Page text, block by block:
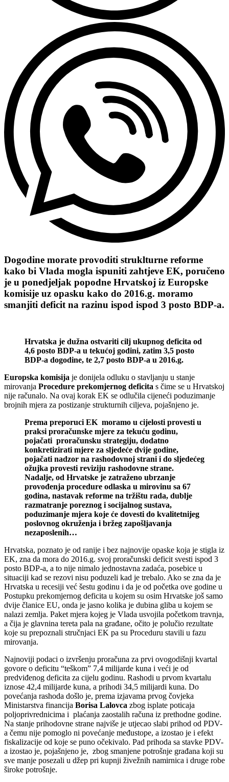
Dogodine morate provoditi struklturne reforme
kako bi Vlada mogla ispuniti zahtjeve EK, poručeno
je u ponedjeljak popodne Hrvatskoj iz Europske
komisije uz opasku kako do 2016.g. moramo
smanjiti deficit na razinu ispod ispod 3 posto BDP-a.
Hrvatska je dužna ostvariti cilj ukupnog deficita od
4,6 posto BDP-a u tekućoj godini, zatim 3,5 posto
BDP-a dogodine, te 2,7 posto BDP-a u 2016.g.
Europska komisija je donijela odluku o stavljanju u stanje
mirovanja Procedure prekomjernog deficita s čime se u Hrvatskoj
nije računalo. Na ovaj korak EK se odlučila cijeneći poduzimanje
brojnih mjera za postizanje strukturnih ciljeva, pojašnjeno je.
Prema preporuci EK moramo u cijelosti provesti u
praksi proračunske mjere za tekuću godinu,
pojačati proračunsku strategiju, dodatno
konkretizirati mjere za sljedeće dvije godine,
pojačati nadzor na rashodovnoj strani i do sljedećeg
ožujka provesti reviziju rashodovne strane.
Nadalje, od Hrvatske je zatraženo ubrzanje
provođenja procedure odlaska u mirovinu sa 67
godina, nastavak reforme na tržištu rada, dublje
razmatranje poreznog i socijalnog sustava,
poduzimanje mjera koje će dovesti do kvalitetnijeg
poslovnog okruženja i bržeg zapošljavanja
nezaposlenih…
Hrvatska, poznato je od ranije i bez najnovije opaske koja je stigla iz
EK, zna da mora do 2016.g. svoj proračunski deficit svesti ispod 3
posto BDP-a, a to nije nimalo jednostavna zadaća, posebice u
situaciji kad se rezovi nisu poduzeli kad je trebalo. Ako se zna da je
Hrvatska u recesiji već šestu godinu i da je od početka ove godine u
Postupku prekomjernog deficita u kojem su osim Hrvatske još samo
dvije članice EU, onda je jasno kolika je dubina gliba u kojem se
nalazi zemlja. Paket mjera kojeg je Vlada usvojila početkom travnja,
a čija je glavnina tereta pala na građane, očito je polučio rezultate
koje su prepoznali stručnjaci EK pa su Proceduru stavili u fazu
mirovanja.
Najnoviji podaci o izvršenju proračuna za prvi ovogodišnji kvartal
govore o deficitu “teškom” 7,4 milijarde kuna i veći je od
predviđenog deficita za cijelu godinu. Rashodi u prvom kvartalu
iznose 42,4 milijarde kuna, a prihodi 34,5 milijardi kuna. Do
povećanja rashoda došlo je, prema izjavama prvog čovjeka
Ministarstva financija Borisa Lalovca zbog isplate poticaja
poljoprivrednicima i plaćanja zaostalih računa iz prethodne godine.
Na stanje prihodovne strane najviše je utjecao slabi prihod od PDV-
a čemu nije pomoglo ni povećanje međustope, a izostao je i efekt
fiskalizacije od koje se puno očekivalo. Pad prihoda sa stavke PDV-
a izostao je, pojašnjeno je, zbog smanjene potrošnje građana koji su
sve manje posezali u džep pri kupnji živežnih namirnica i druge robe
široke potrošnje.